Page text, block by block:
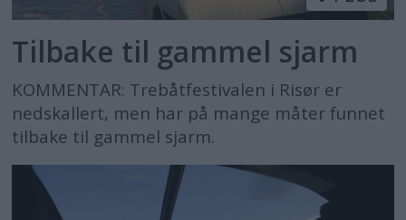
Tilbake til gammel sjarm
KOMMENTAR: Trebåtfestivalen i Risør er
nedskallert, men har på mange måter funnet
tilbake til gammel sjarm.